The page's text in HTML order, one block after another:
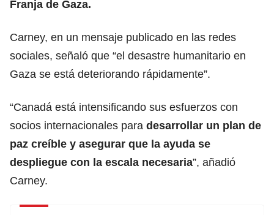
Franja de Gaza.
Carney, en un mensaje publicado en las redes
sociales, señaló que “el desastre humanitario en
Gaza se está deteriorando rápidamente”.
“Canadá está intensificando sus esfuerzos con
socios internacionales para desarrollar un plan de
paz creíble y asegurar que la ayuda se
despliegue con la escala necesaria”, añadió
Carney.